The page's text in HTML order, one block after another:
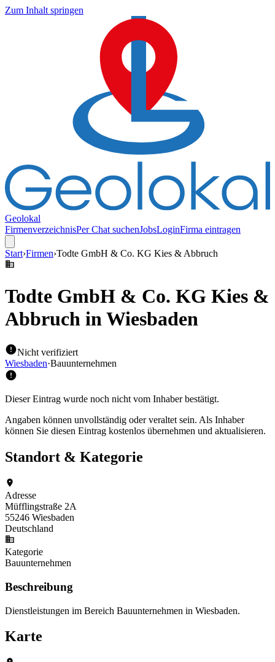
Zum Inhalt springen
Geolokal
FirmenverzeichnisPer Chat suchenJobsLoginFirma eintragen
Start›Firmen›Todte GmbH & Co. KG Kies & Abbruch
Todte GmbH & Co. KG Kies &
Abbruch in Wiesbaden
Nicht verifiziert
Wiesbaden·Bauunternehmen
Dieser Eintrag wurde noch nicht vom Inhaber bestätigt.
Angaben können unvollständig oder veraltet sein. Als Inhaber
können Sie diesen Eintrag kostenlos übernehmen und aktualisieren.
Standort & Kategorie
Adresse
Müfflingstraße 2A
55246 Wiesbaden
Deutschland
Kategorie
Bauunternehmen
Beschreibung
Dienstleistungen im Bereich Bauunternehmen in Wiesbaden.
Karte